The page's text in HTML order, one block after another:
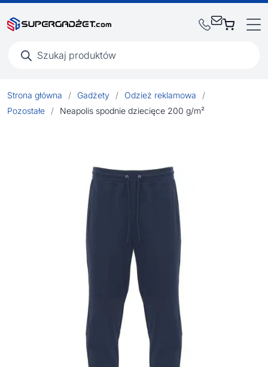
produktów
Strona główna / Gadżety / Odzież reklamowa
/
Pozostałe
/ Neapolis spodnie dziecięce 200 g/m²